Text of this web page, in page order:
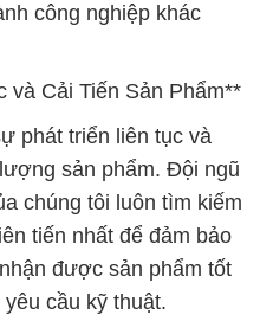
công nghiệp khác
và Cải Tiến Sản Phẩm**
phát triển liên tục và
sản phẩm. Đội ngũ
chúng tôi luôn tìm kiếm
tiến nhất để đảm bảo
được sản phẩm tốt
cầu kỹ thuật.